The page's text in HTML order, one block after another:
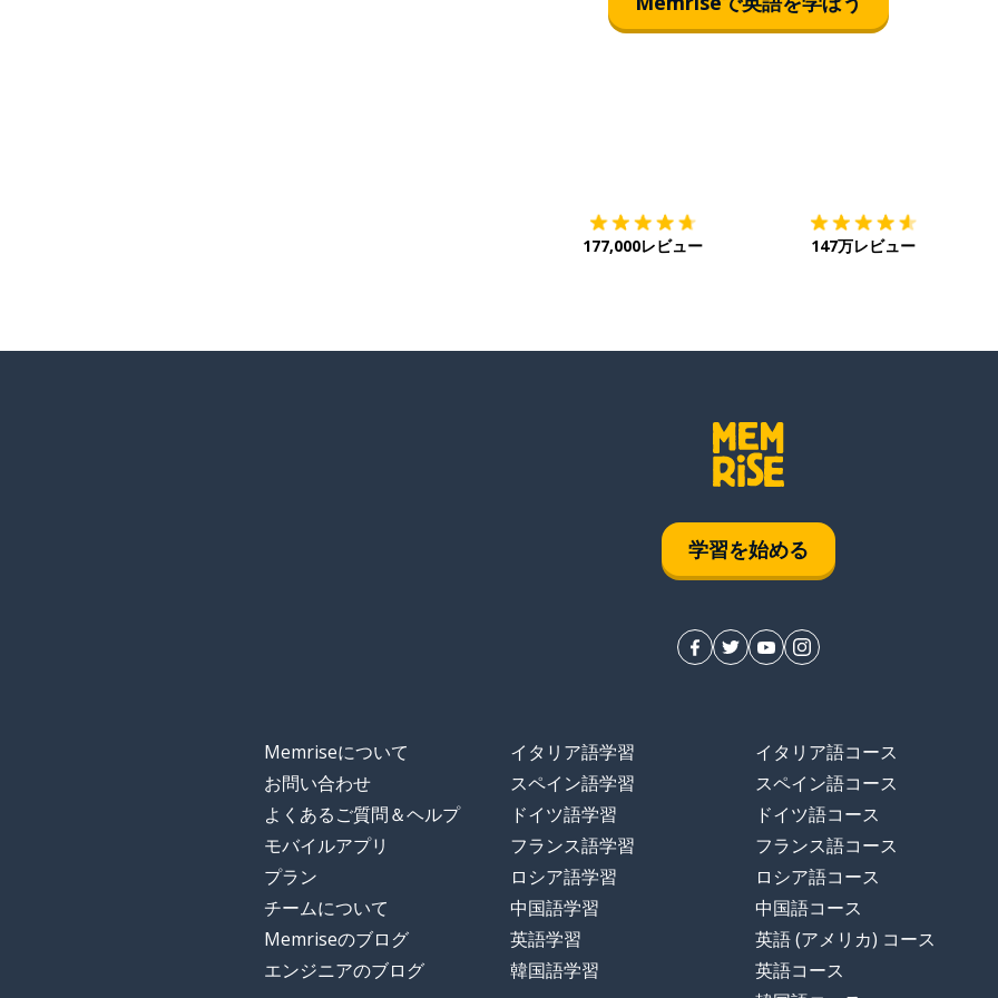
177,000レビュー 147万レビュー
学習を始める
Memriseについて
お問い合わせ
よくあるご質問＆ヘルプ
モバイルアプリ
プラン
チームについて
Memriseのブログ
エンジニアのブログ
イタリア語学習
スペイン語学習
ドイツ語学習
フランス語学習
ロシア語学習
中国語学習
英語学習
韓国語学習
イタリア語コース
スペイン語コース
ドイツ語コース
フランス語コース
ロシア語コース
中国語コース
英語 (アメリカ) コース
英語コース